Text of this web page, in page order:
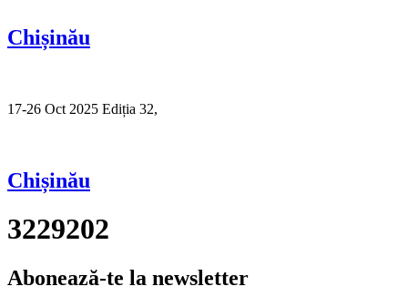
Chișinău
17-26 Oct 2025 Ediția 32,
Chișinău
3229202
Abonează-te la newsletter